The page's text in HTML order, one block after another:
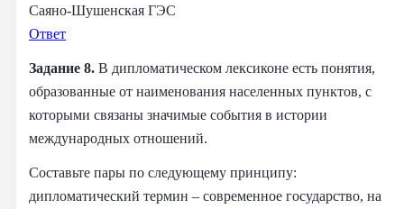
Саяно-Шушенская ГЭС
Ответ
Задание 8. В дипломатическом лексиконе есть понятия,
образованные от наименования населенных пунктов, с
которыми связаны значимые события в истории
международных отношений.
Составьте пары по следующему принципу:
дипломатический термин – современное государство, на